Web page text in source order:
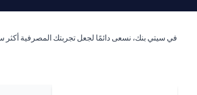
في سيتي بنك، نسعى دائمًا لجعل تجربتك المصرفية أكثر